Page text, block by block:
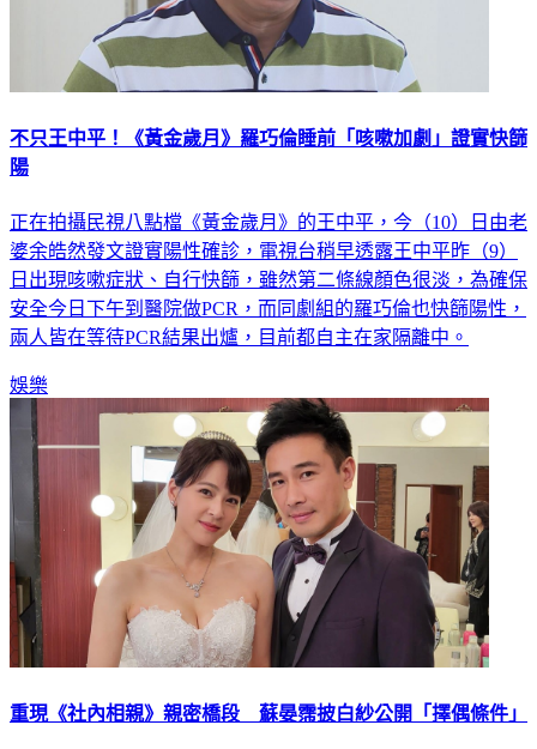
不只王中平！《黃金歲月》羅巧倫睡前「咳嗽加劇」證實快篩
陽
正在拍攝民視八點檔《黃金歲月》的王中平，今（10）日由老
婆余皓然發文證實陽性確診，電視台稍早透露王中平昨（9）
日出現咳嗽症狀、自行快篩，雖然第二條線顏色很淡，為確保
安全今日下午到醫院做PCR，而同劇組的羅巧倫也快篩陽性，
兩人皆在等待PCR結果出爐，目前都自主在家隔離中。
娛樂
重現《社內相親》親密橋段 蘇晏霈披白紗公開「擇偶條件」